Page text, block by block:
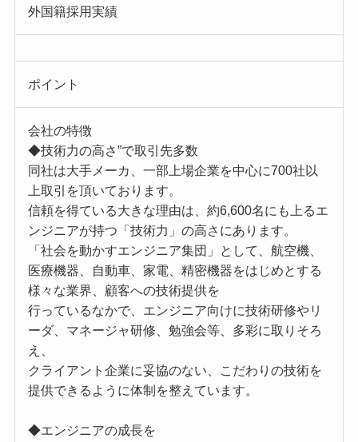
外国籍採用実績
ポイント
会社の特徴
◆技術力の高さ”で取引先多数
同社は大手メーカ、一部上場企業を中心に700社以
上取引を頂いております。
信頼を得ている大きな理由は、約6,600名にも上るエ
ンジニアが持つ「技術力」の高さにあります。
「社会を動かすエンジニア集団」として、航空機、
医療機器、自動車、家電、精密機器をはじめとする
様々な業界、顧客への技術提供を
行っているなかで、エンジニア向けに技術研修やリ
ーダ、マネージャ研修、勉強会等、多彩に取りそろ
え、
クライアント企業に妥協のない、こだわりの技術を
提供できるように体制を整えています。
◆エンジニアの成長を